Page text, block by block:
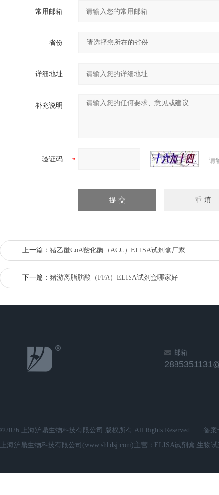
常用邮箱：
省份：
详细地址：
补充说明：
验证码： 请
上一篇： 猪乙酰CoA羧化酶（ACC）ELISA试剂盒厂家
下一篇： 猪游离脂肪酸（FFA）ELISA试剂盒哪家好
邮箱
©2026 上海沪鼎生物科技有限公司 版权所有 All Rights Reserved.
备案
上海沪鼎生物科技有限公司(www.shhdsj.com)主营：ELISA试剂盒,生物